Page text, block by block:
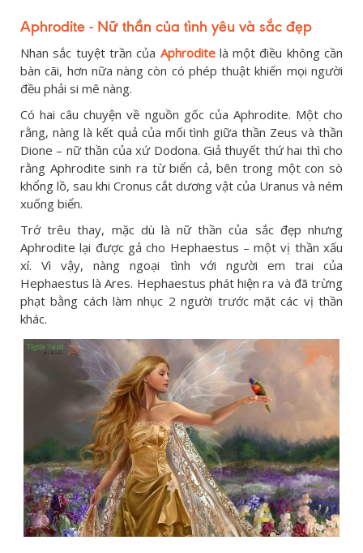
Aphrodite - Nữ thần của tình yêu và sắc đẹp
Nhan sắc tuyệt trần của Aphroditelà một điều không cần
bàn cãi, hơn nữa nàng còn có phép thuật khiến mọi người
đều phải si mê nàng.
Có hai câu chuyện về nguồn gốc của Aphrodite. Một cho
rằng, nàng là kết quả của mối tình giữa thần Zeus và thần
Dione – nữ thần của xứ Dodona. Giả thuyết thứ hai thì cho
rằng Aphrodite sinh ra từ biển cả, bên trong một con sò
khổng lồ, sau khi Cronus cắt dương vật của Uranus và ném
xuống biển.
Trớ trêu thay, mặc dù là nữ thần của sắc đẹp nhưng
Aphrodite lại được gả cho Hephaestus – một vị thần xấu
xí. Vì vậy, nàng ngoại tình với người em trai của
Hephaestus là Ares. Hephaestus phát hiện ra và đã trừng
phạt bằng cách làm nhục 2 người trước mặt các vị thần
khác.